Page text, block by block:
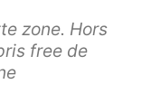
zone. Hors
free de